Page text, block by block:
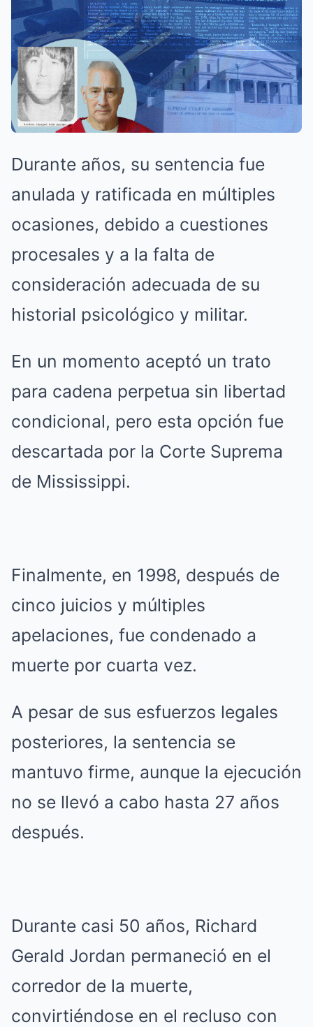
Durante años, su sentencia fue
anulada y ratificada en múltiples
ocasiones, debido a cuestiones
procesales y a la falta de
consideración adecuada de su
historial psicológico y militar.
En un momento aceptó un trato
para cadena perpetua sin libertad
condicional, pero esta opción fue
descartada por la Corte Suprema
de Mississippi.
Finalmente, en 1998, después de
cinco juicios y múltiples
apelaciones, fue condenado a
muerte por cuarta vez.
A pesar de sus esfuerzos legales
posteriores, la sentencia se
mantuvo firme, aunque la ejecución
no se llevó a cabo hasta 27 años
después.
Durante casi 50 años, Richard
Gerald Jordan permaneció en el
corredor de la muerte,
convirtiéndose en el recluso con